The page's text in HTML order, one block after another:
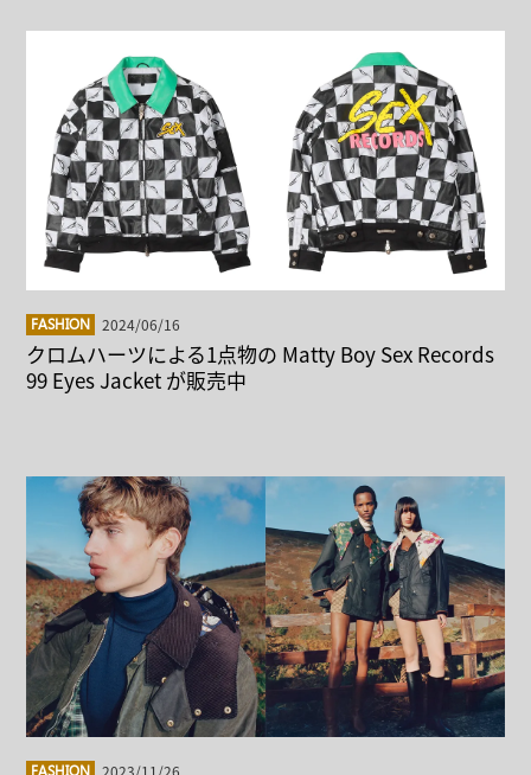
FASHION 2024/06/16
クロムハーツによる1点物の Matty Boy Sex Records
99 Eyes Jacket が販売中
FASHION 2023/11/26